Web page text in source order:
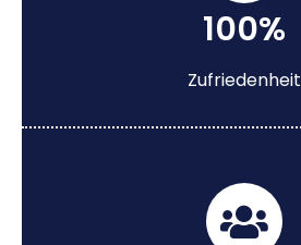
100%
Zufriedenheit